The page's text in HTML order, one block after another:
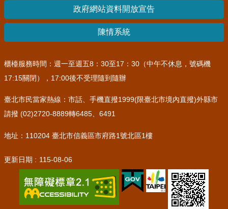
政府網站資料開放宣告
陳情系統
櫃檯服務時間：週一至週五8：30至17：30（中午不休息，號碼機
17:15關閉），17:00後不受理隨到隨辦
臺北市民當家熱線：市話、手機直撥1999(限臺北市境內直撥)外縣市
請撥 (02)2720-8889轉6485、6491
地址：110204 臺北市信義區市府路1號北區1樓
更新日期 115-08-06